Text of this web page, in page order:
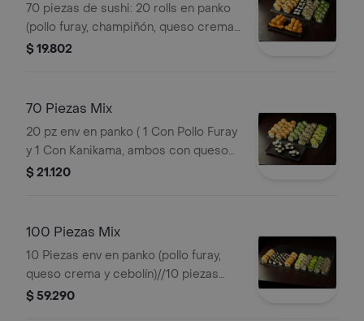
10 pz de Hosomaki (Roll pequeño con
queso crema)
70 piezas de sushi: 20 rolls en panko
(pollo furay, champiñón, queso crema,
cebollín), 20 california (kanikama,
$ 19.802
70 Piezas Mix
20 pz env en panko ( 1 Con Pollo Furay
y 1 Con Kanikama, ambos con queso
crema y cebollín) 10 pz env en palta
kanikama y 1 con palmito, ambos con
pequeño con queso crema)
$ 21.120
100 Piezas Mix
10 Piezas env en panko (pollo furay,
queso crema y cebolín)//10 piezas
env en panko (kanikama, queso crema
$ 59.290